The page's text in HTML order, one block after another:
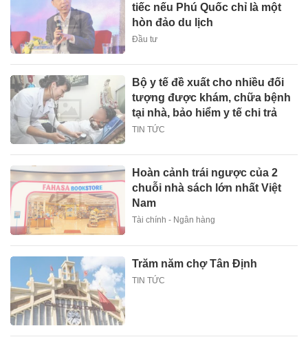
tiếc nếu Phú Quốc chỉ là một
hòn đảo du lịch
Đầu tư
Bộ y tế đề xuất cho nhiều đối
tượng được khám, chữa bệnh
tại nhà, bảo hiểm y tế chi trả
TIN TỨC
Hoàn cảnh trái ngược của 2
chuỗi nhà sách lớn nhất Việt
Nam
Tài chính - Ngân hàng
Trăm năm chợ Tân Định
TIN TỨC